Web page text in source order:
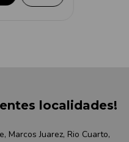
localidades!
Marcos Juarez, Rio Cuarto,